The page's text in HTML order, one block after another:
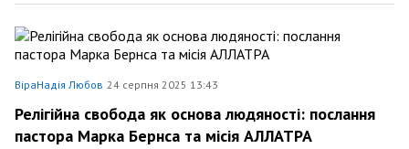
ВіраНадія Любов 24 серпня 2025 13:43
Релігійна свобода як основа людяності: послання
пастора Марка Бернса та місія АЛЛАТРА